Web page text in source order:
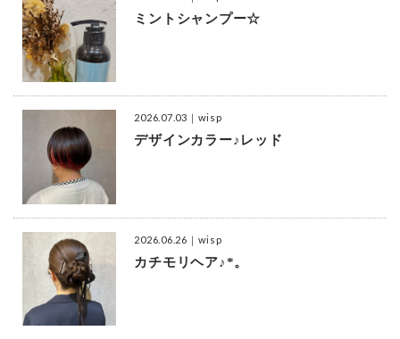
ミントシャンプー☆
2026.07.03 ｜wisp
デザインカラー♪レッド
2026.06.26 ｜wisp
カチモリヘア♪*。